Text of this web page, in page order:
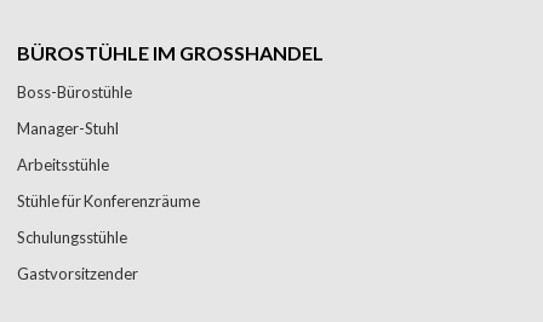
BÜROSTÜHLE IM GROSSHANDEL
Boss-Bürostühle
Manager-Stuhl
Arbeitsstühle
Stühle für Konferenzräume
Schulungsstühle
Gastvorsitzender